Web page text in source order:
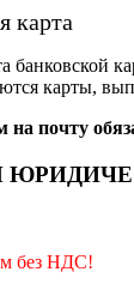
карта
банковской
карты,
почту
без НДС!